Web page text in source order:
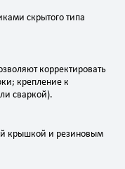
скрытого типа
корректировать
крепление к
сваркой).
крышкой и резиновым